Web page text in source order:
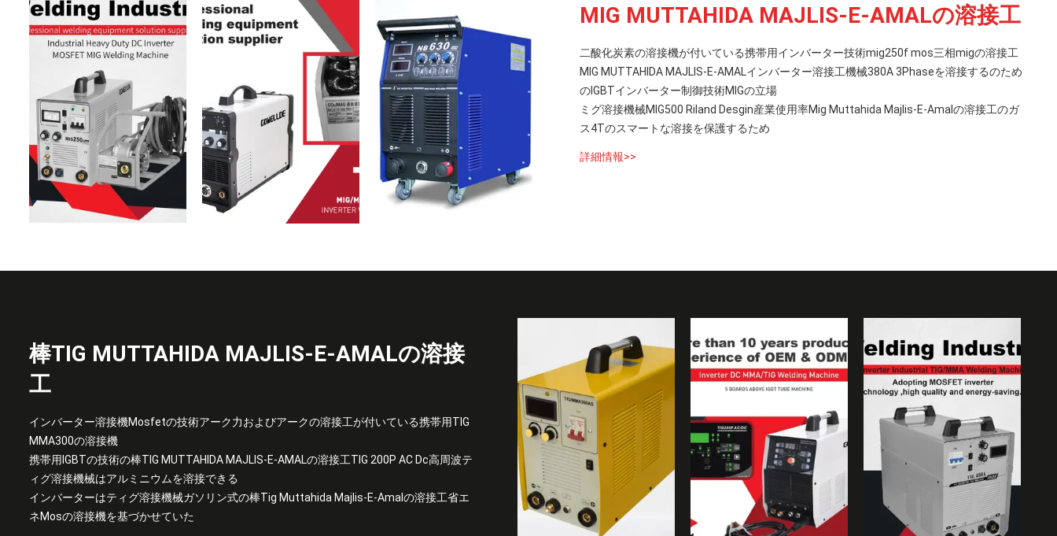
MIG MUTTAHIDA MAJLIS-E-AMALの溶接工
二酸化炭素の溶接機が付いている携帯用インバーター技術mig250f mos三相migの溶接工
MIG MUTTAHIDA MAJLIS-E-AMALインバーター溶接工機械380A 3Phaseを溶接するのため
のIGBTインバーター制御技術MIGの立場
ミグ溶接機械MIG500 Riland Desgin産業使用率Mig Muttahida Majlis-E-Amalの溶接工のガ
ス4Tのスマートな溶接を保護するため
詳細情報>>
棒TIG MUTTAHIDA MAJLIS-E-AMALの溶接
工
インバーター溶接機Mosfetの技術アーク力およびアークの溶接工が付いている携帯用TIG
MMA300の溶接機
携帯用IGBTの技術の棒TIG MUTTAHIDA MAJLIS-E-AMALの溶接工TIG 200P AC Dc高周波テ
ィグ溶接機械はアルミニウムを溶接できる
インバーターはティグ溶接機械ガソリン式の棒Tig Muttahida Majlis-E-Amalの溶接工省エ
ネMosの溶接機を基づかせていた